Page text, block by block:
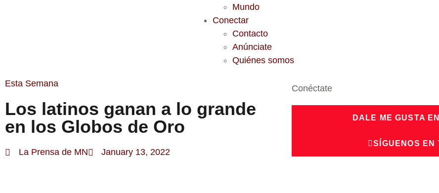
Mundo
Conectar
Contacto
Anúnciate
Quiénes somos
Esta Semana
Los latinos ganan a lo grande
en los Globos de Oro
La Prensa de MN January 13, 2022
Conéctate
DALE ME GUSTA
SÍGUENOS EN